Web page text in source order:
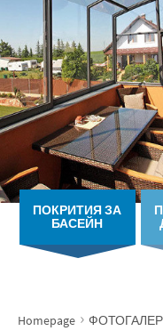
ПОКРИТИЯ ЗА
БАСЕЙН
Homepage ›